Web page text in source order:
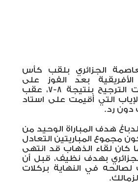
الجزائري بلقب كأس
الأفريقية بعد الفوز على
الزمالك بركلات الترجيح بنتيجة 8-7، عقب
التي أقيمت على استاد
دون رد.
هدف المباراة الوحيد من
مجموع المباريتين التعادل
كان لقاء الذهاب قد انتهى
بهدف نظيف، قبل أن
في النهاية بركلات
.